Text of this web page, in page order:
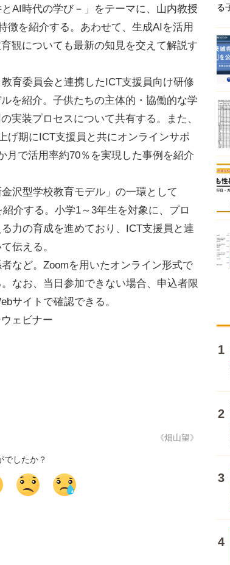
AI時代の学び－」をテーマに、山内教授
徴を紹介する。あわせて、生成AIを活用
観についても最新の知見を交えて解説す
育委員会と連携したICT支援員向け研修
を紹介。子供たちの主体的・協働的な学
実装プロセスについて共有する。また、
げ期にICT支援員と共にオンラインサポ
月で活用率約70％を実現した事例を紹介
沢型学校教育モデル」の一環として
介する。小学1～3年生を対象に、プロ
力の育成を進めており、ICT支援員と連
伝える。
など。Zoomを用いたオンライン形式で
なお、当日参加できない場合、申込者限
サイトで確認できる。
ェビナー
《畑山望》
でしたか？
る